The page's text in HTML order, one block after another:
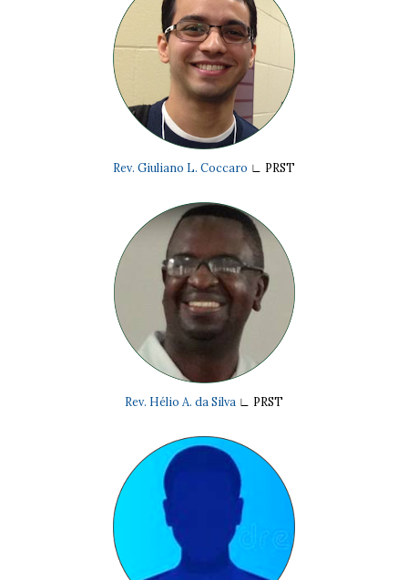
Rev. Giuliano L. Coccaro ∟ PRST
Rev. Hélio A. da Silva ∟ PRST